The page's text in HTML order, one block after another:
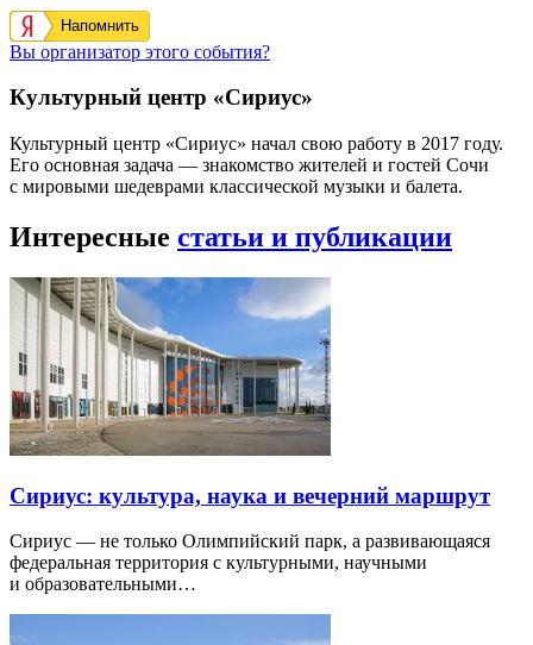
Напомнить
Вы организатор этого события?
Культурный центр «Сириус»
Культурный центр «Сириус» начал свою работу в 2017 году.
Его основная задача — знакомство жителей и гостей Сочи
с мировыми шедеврами классической музыки и балета.
Интересные статьи и публикации
Сириус: культура, наука и вечерний маршрут
Сириус — не только Олимпийский парк, а развивающаяся
федеральная территория с культурными, научными
и образовательными…